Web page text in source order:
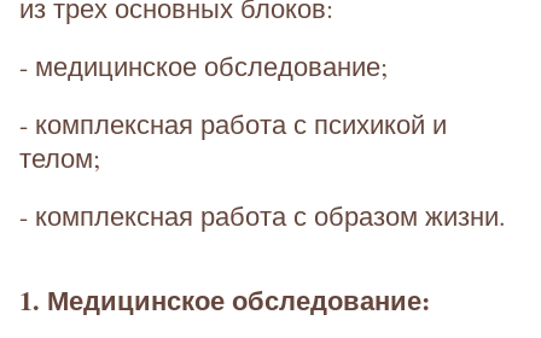
из трех основных блоков:
- медицинское обследование;
- комплексная работа с психикой и
телом;
- комплексная работа с образом жизни.
1. Медицинское обследование: